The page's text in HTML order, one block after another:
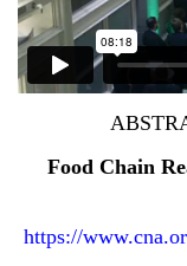
Food Chain
https://